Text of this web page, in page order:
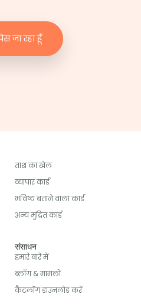
जा रहा हूँ
ताश का खेल
व्यापार कार्ड
भविष्य बताने वाला कार्ड
अन्य मुद्रित कार्ड
संसाधन
हमारे बारे में
ब्लॉग & मामलों
कैटलॉग डाउनलोड करें